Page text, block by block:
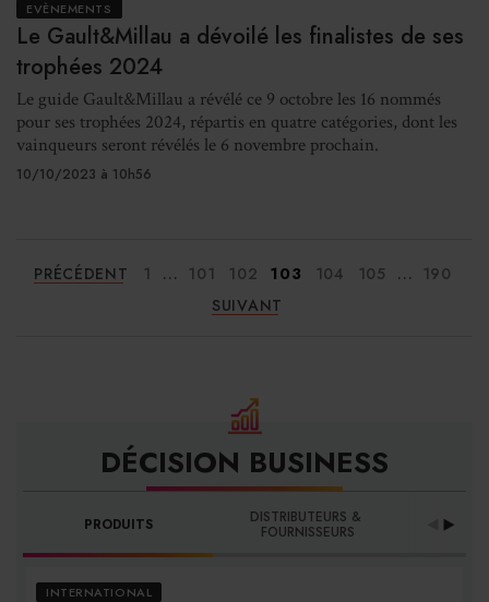
EVÈNEMENTS
Le Gault&Millau a dévoilé les finalistes de ses
trophées 2024
Le guide Gault&Millau a révélé ce 9 octobre les 16 nommés
pour ses trophées 2024, répartis en quatre catégories, dont les
vainqueurs seront révélés le 6 novembre prochain.
10/10/2023 à 10h56
PRÉCÉDENT 1 ... 101 102 103 104 105 ...
190
SUIVANT
DÉCISION BUSINESS
PRODUITS DISTRIBUTEURS &
FOURNISSEURS
INTERNATIONAL